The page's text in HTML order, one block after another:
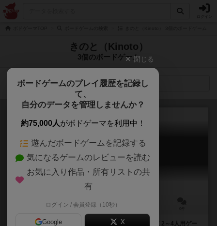
きのと（Kinoto）
3個のボードゲーム
検索メニュー
ダンジョンマーケット
Dungeon Market
30～45分
迷宮を勇敢に冒険し、戦利品をセコセコしく売りさばく2～4人用ゲー
閉じる
ボードゲームのプレイ履歴を記録し
て、
自分のデータを管理しませんか？
約75,000人がボドゲーマを利用中！
遊んだボードゲームを記録する
気になるゲームのレビューを読む
お気に入り作品・所有リストの共
有
ログイン / 会員登録（10秒）
Google X